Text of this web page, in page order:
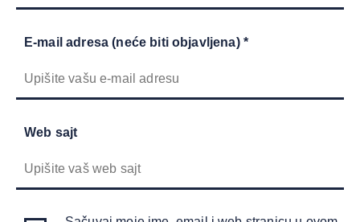
E-mail adresa (neće biti objavljena) *
Web sajt